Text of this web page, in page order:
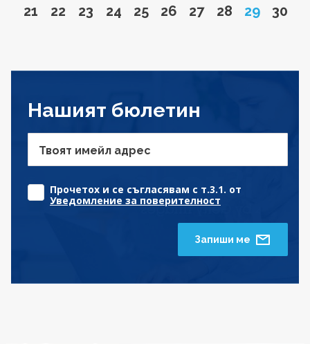
Go to page
21 Go to page
22 Go to page
23 Go to page
24 Go to page
25 Go to page
26 Go to page
27 Go to page
28 Page
29 Go
30
Нашият бюлетин
Твоят имейл адрес
Прочетох и се съгласявам с т.3.1. от
Уведомление за поверителност
Запиши ме